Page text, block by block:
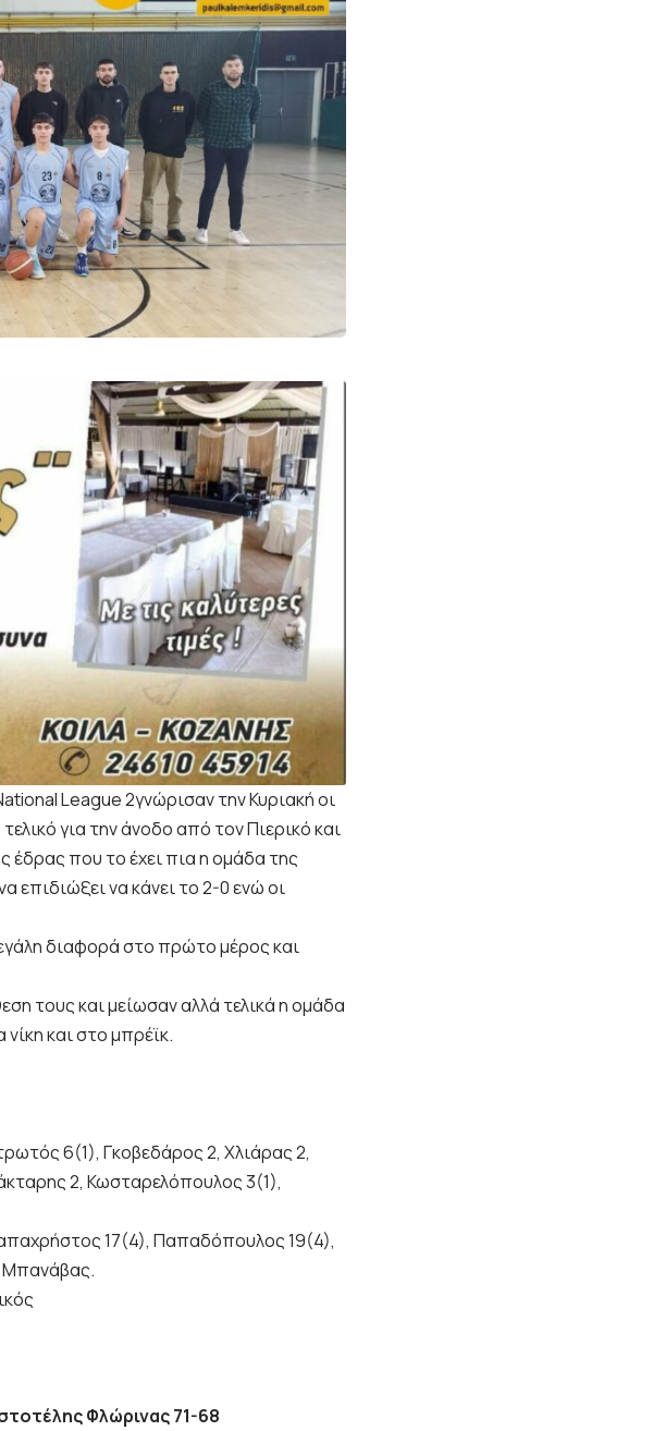
League 2γνώρισαν την Κυριακή οι
για την άνοδο από τον Πιερικό και
έδρας που το έχει πια η ομάδα της
επιδιώξει να κάνει το 2-0 ενώ οι
διαφορά στο πρώτο μέρος και
τους και μείωσαν αλλά τελικά η ομάδα
και στο μπρέϊκ.
6(1), Γκοβεδάρος 2, Χλιάρας 2,
2, Κωσταρελόπουλος 3(1),
17(4), Παπαδόπουλος 19(4),
Μπανάβας.
Φλώρινας 71-68